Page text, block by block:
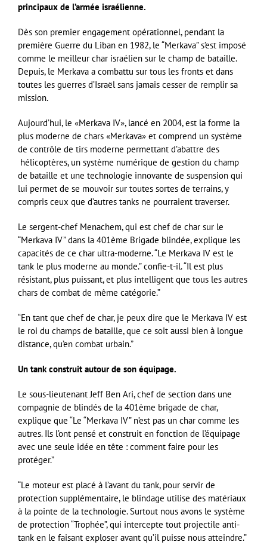
principaux de l’armée israélienne.
Dès son premier engagement opérationnel, pendant la
première Guerre du Liban en 1982, le “Merkava” s’est imposé
comme le meilleur char israélien sur le champ de bataille.
Depuis, le Merkava a combattu sur tous les fronts et dans
toutes les guerres d’Israël sans jamais cesser de remplir sa
mission.
Aujourd’hui, le «Merkava IV», lancé en 2004, est la forme la
plus moderne de chars «Merkava» et comprend un système
de contrôle de tirs moderne permettant d’abattre des
hélicoptères, un système numérique de gestion du champ
de bataille et une technologie innovante de suspension qui
lui permet de se mouvoir sur toutes sortes de terrains, y
compris ceux que d’autres tanks ne pourraient traverser.
Le sergent-chef Menachem, qui est chef de char sur le
“Merkava IV” dans la 401ème Brigade blindée, explique les
capacités de ce char ultra-moderne. “Le Merkava IV est le
tank le plus moderne au monde.” confie-t-il. “Il est plus
résistant, plus puissant, et plus intelligent que tous les autres
chars de combat de même catégorie.”
“En tant que chef de char, je peux dire que le Merkava IV est
le roi du champs de bataille, que ce soit aussi bien à longue
distance, qu’en combat urbain.”
Un tank construit autour de son équipage.
Le sous-lieutenant Jeff Ben Ari, chef de section dans une
compagnie de blindés de la 401ème brigade de char,
explique que “Le “Merkava IV” n’est pas un char comme les
autres. Ils l’ont pensé et construit en fonction de l’équipage
avec une seule idée en tête : comment faire pour les
protéger.”
“Le moteur est placé à l’avant du tank, pour servir de
protection supplémentaire, le blindage utilise des matériaux
à la pointe de la technologie. Surtout nous avons le système
de protection “Trophée”, qui intercepte tout projectile anti-
tank en le faisant exploser avant qu’il puisse nous atteindre.”